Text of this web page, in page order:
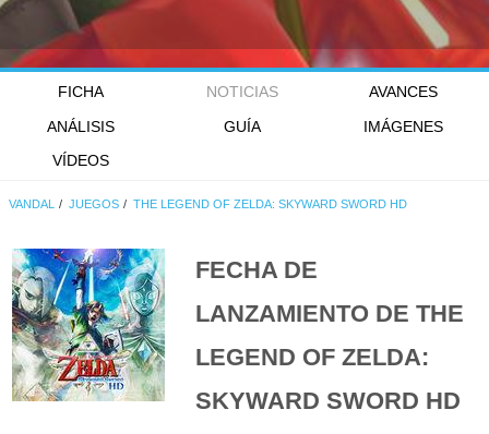
FICHA NOTICIAS
AVANCES
ANÁLISIS
GUÍA
IMÁGENES
VÍDEOS
VANDAL JUEGOS THE LEGEND OF ZELDA: SKYWARD SWORD HD
FECHA DE
LANZAMIENTO DETHE
LEGEND OF ZELDA:
SKYWARD SWORD HD